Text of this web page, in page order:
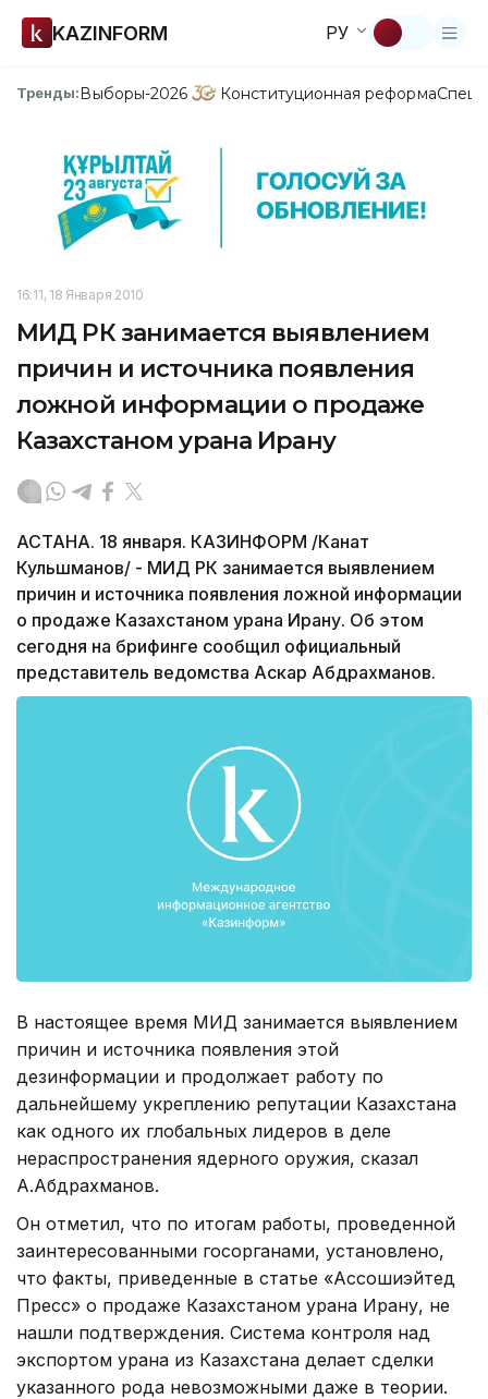
KAZINFORM РУ
Тренды:Выборы-2026 Конституционная реформа
16:11, 18 Января 2010
МИД РК занимается выявлением
причин и источника появления
ложной информации о продаже
Казахстаном урана Ирану
АСТАНА. 18 января. КАЗИНФОРМ /Канат
Кульшманов/ - МИД РК занимается выявлением
причин и источника появления ложной информации
о продаже Казахстаном урана Ирану. Об этом
сегодня на брифинге сообщил официальный
представитель ведомства Аскар Абдрахманов.
В настоящее время МИД занимается выявлением
причин и источника появления этой
дезинформации и продолжает работу по
дальнейшему укреплению репутации Казахстана
как одного их глобальных лидеров в деле
нераспространения ядерного оружия, сказал
А.Абдрахманов.
Он отметил, что по итогам работы, проведенной
заинтересованными госорганами, установлено,
что факты, приведенные в статье «Ассошиэйтед
Пресс» о продаже Казахстаном урана Ирану, не
нашли подтверждения. Система контроля над
экспортом урана из Казахстана делает сделки
указанного рода невозможными даже в теории.